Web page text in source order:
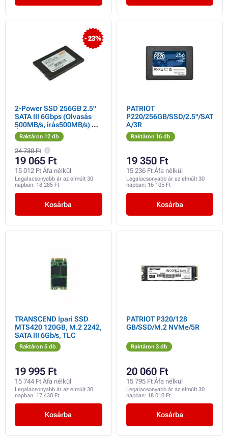
- 23%
2-Power SSD 256GB 2.5"
SATA III 6Gbps (Olvasás
500MB/s, írás500MB/s) 3
ÉV GARANCIA
Raktáron 12 db
24 730 Ft
19 065 Ft
15 012 Ft Áfa nélkül
Legalacsonyabb ár az elmúlt 30
napban: 18 285 Ft
Kosárba
PATRIOT
P220/256GB/SSD/2.5"/SAT
A/3R
Raktáron 16 db
19 350 Ft
15 236 Ft Áfa nélkül
Legalacsonyabb ár az elmúlt 30
napban: 16 105 Ft
Kosárba
TRANSCEND Ipari SSD
MTS420 120GB, M.2 2242,
SATA III 6Gb/s, TLC
Raktáron 5 db
19 995 Ft
15 744 Ft Áfa nélkül
Legalacsonyabb ár az elmúlt 30
napban: 17 430 Ft
Kosárba
PATRIOT P320/128
GB/SSD/M.2 NVMe/5R
Raktáron 3 db
20 060 Ft
15 795 Ft Áfa nélkül
Legalacsonyabb ár az elmúlt 30
napban: 18 010 Ft
Kosárba